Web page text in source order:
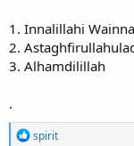
1. Innalillahi
2.
3. Alhamdilillah
.
R
spirit